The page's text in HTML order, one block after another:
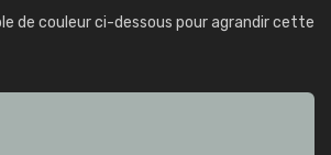
de couleur ci-dessous pour agrandir cette